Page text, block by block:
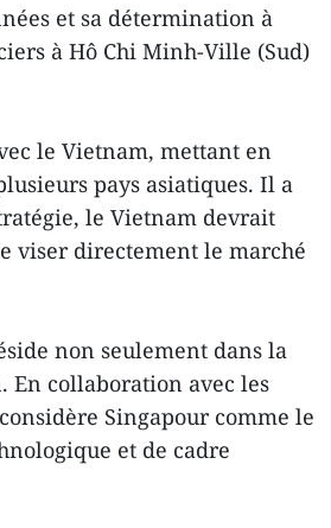
et sa détermination à
à Hô Chi Minh-Ville (Sud)
le Vietnam, mettant en
pays asiatiques. Il a
le Vietnam devrait
viser directement le marché
non seulement dans la
En collaboration avec les
Singapour comme le
et de cadre